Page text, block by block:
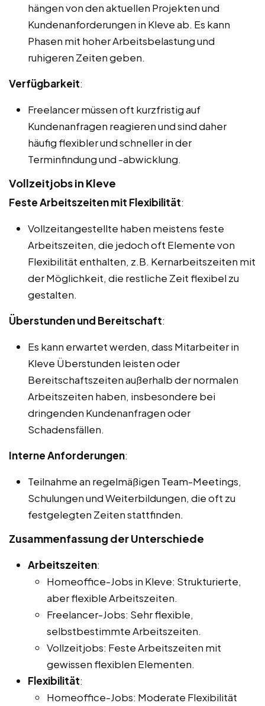
hängen von den aktuellen Projekten und
Kundenanforderungen in Kleve ab. Es kann
Phasen mit hoher Arbeitsbelastung und
ruhigeren Zeiten geben.
Verfügbarkeit:
Freelancer müssen oft kurzfristig auf
Kundenanfragen reagieren und sind daher
häufig flexibler und schneller in der
Terminfindung und -abwicklung.
Vollzeitjobs in Kleve
Feste Arbeitszeiten mit Flexibilität:
Vollzeitangestellte haben meistens feste
Arbeitszeiten, die jedoch oft Elemente von
Flexibilität enthalten, z.B. Kernarbeitszeiten mit
der Möglichkeit, die restliche Zeit flexibel zu
gestalten.
Überstunden und Bereitschaft:
Es kann erwartet werden, dass Mitarbeiter in
Kleve Überstunden leisten oder
Bereitschaftszeiten außerhalb der normalen
Arbeitszeiten haben, insbesondere bei
dringenden Kundenanfragen oder
Schadensfällen.
Interne Anforderungen:
Teilnahme an regelmäßigen Team-Meetings,
Schulungen und Weiterbildungen, die oft zu
festgelegten Zeiten stattfinden.
Zusammenfassung der Unterschiede
Arbeitszeiten:
Homeoffice-Jobs in Kleve: Strukturierte,
aber flexible Arbeitszeiten.
Freelancer-Jobs: Sehr flexible,
selbstbestimmte Arbeitszeiten.
Vollzeitjobs: Feste Arbeitszeiten mit
gewissen flexiblen Elementen.
Flexibilität:
Homeoffice-Jobs: Moderate Flexibilität